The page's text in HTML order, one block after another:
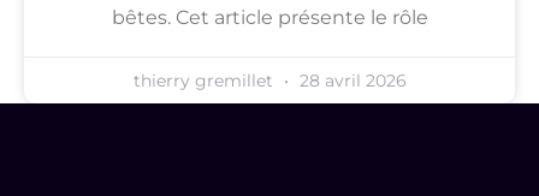
bêtes. Cet article présente le rôle
thierry gremillet 28 avril 2026